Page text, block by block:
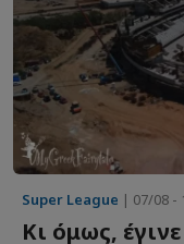
Super League | 07/08 -
Κι όμως,